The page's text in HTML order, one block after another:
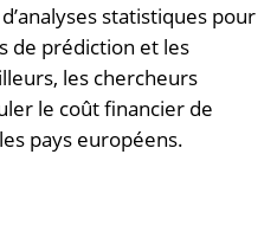
statistiques pour
de prédiction et les
les chercheurs
le coût financier de
pays européens.